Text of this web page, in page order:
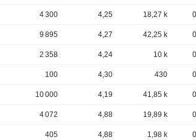
4 300 4,25 18,27 k
9 895 4,27 42,25 k
2 358 4,24 10 k
100 4,30 430
10 000 4,19 41,85 k
4 072 4,88 19,89 k
405 4,88 1,98 k